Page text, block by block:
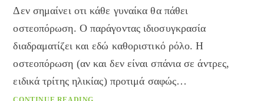
Δεν σημαίνει οτι κάθε γυναίκα θα πάθει
οστεοπόρωση. Ο παράγοντας ιδιοσυγκρασία
διαδραματίζει και εδώ καθοριστικό ρόλο. Η
οστεοπόρωση (αν και δεν είναι σπάνια σε άντρες,
ειδικά τρίτης ηλικίας) προτιμά σαφώς…